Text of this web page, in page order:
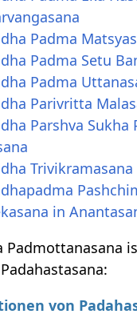
Padma
Padma Setu
Padma
Parivritta
Parshva Sukha
Trivikramasana
in
Padmottanasana
von